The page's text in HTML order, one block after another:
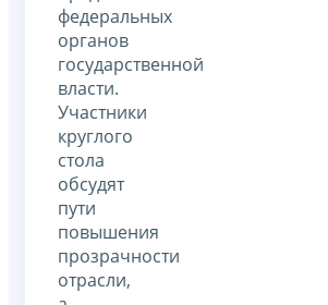
федеральных
органов
государственной
власти.
Участники
круглого
стола
обсудят
пути
повышения
прозрачности
отрасли,